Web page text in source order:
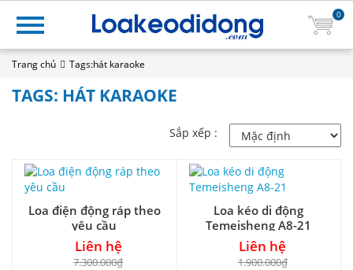
0
Trang chủ Tags:hát karaoke
TAGS: HÁT KARAOKE
Sắp xếp :
Loa điện động ráp theo
yêu cầu
Liên hệ
7.300.000₫
Loa kéo di động
Temeisheng A8-21
Liên hệ
1.900.000₫